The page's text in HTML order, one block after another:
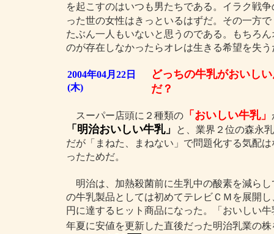
を起こすのはいつも男たちである。イラク戦
った世の女性はきっといるはずだ。その一方で
たぶん一人もいないと思うのである。もちろ
のが存在しなかったらオレは生きる希望を失
2004年04月22日
(木)
どっちの牛乳がおいし
だ？
スーパー店頭に２種類の「おいしい牛乳」
「明治おいしい牛乳」
と、業界２位の森永
だが「まねた、まねない」で問題化する気配
ったためだ。
明治は、加熱殺菌前に生乳中の酸素を減ら
の牛乳製品としては初めてテレビＣＭを展開
円に達するヒット商品になった。「おいしい
年夏に安値を更新した直後だった明治乳業の株